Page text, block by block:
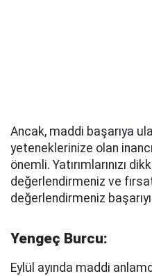
Ancak, maddi başarıya
yeteneklerinize olan
önemli. Yatırımlarınızı
değerlendirmeniz ve
değerlendirmeniz
Yengeç Burcu:
Eylül ayında maddi